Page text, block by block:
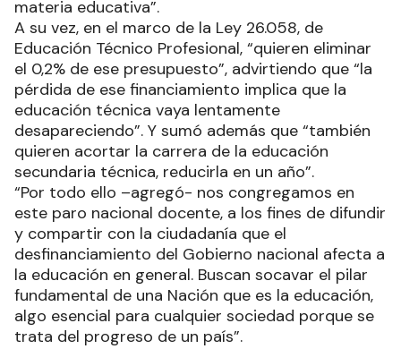
materia educativa”.
A su vez, en el marco de la Ley 26.058, de
Educación Técnico Profesional, “quieren eliminar
el 0,2% de ese presupuesto”, advirtiendo que “la
pérdida de ese financiamiento implica que la
educación técnica vaya lentamente
desapareciendo”. Y sumó además que “también
quieren acortar la carrera de la educación
secundaria técnica, reducirla en un año”.
“Por todo ello –agregó- nos congregamos en
este paro nacional docente, a los fines de difundir
y compartir con la ciudadanía que el
desfinanciamiento del Gobierno nacional afecta a
la educación en general. Buscan socavar el pilar
fundamental de una Nación que es la educación,
algo esencial para cualquier sociedad porque se
trata del progreso de un país”.